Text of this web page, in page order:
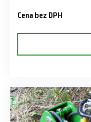
Cena bez DPH